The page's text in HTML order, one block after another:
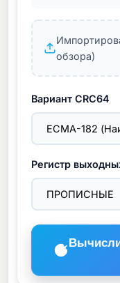
обзора)
Вариант CRC64
Регистр